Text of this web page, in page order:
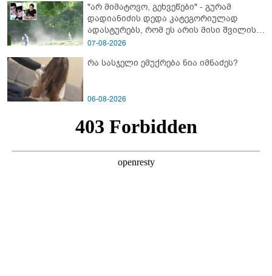
"არ მიმატოვო, გეხვეწები" - გუ­რა­მ
დადიანიძის დედა კა­ტე­გო­რი­უ­ლად
ადას­ტუ­რებს, რომ ეს არის მისი შვი­ლის
ხმა
07-08-2026
რა სასჯელი ემუქრება ნია იმნაძეს?
06-08-2026